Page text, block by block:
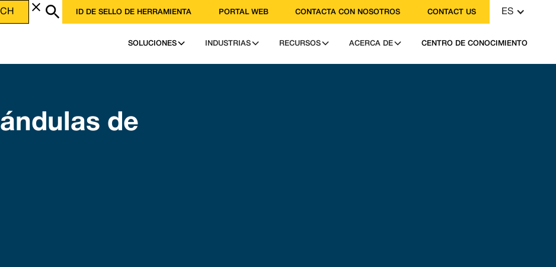
ID DE SELLO DE HERRAMIENTA PORTAL WEB CONTACTA CON NOSOTROS CONTACT US ES
SOLUCIONES INDUSTRIAS RECURSOS ACERCA DE CENTRO DE CONOCIMIENTO
de